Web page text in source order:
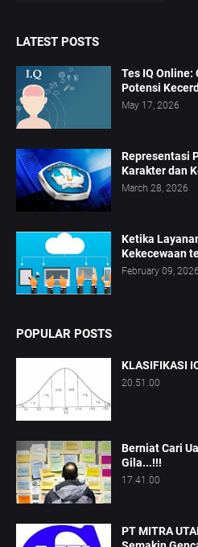
LATEST POSTS
Tes IQ Online:
Potensi
May 17, 2026
Representasi
Karakter dan
March 28, 2026
Ketika
Kekecewaan
February 09, 2026
POPULAR POSTS
KLASIFIKASI
20.51.00
Berniat Cari
Gila...!!!
17.41.00
PT MITRA